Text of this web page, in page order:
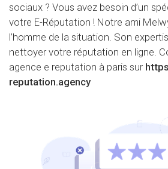
sociaux ? Vous avez besoin d’un
votre E-Réputation ! Notre ami
l’homme de la situation. Son
nettoyer votre réputation en ligne.
agence e reputation à paris sur
reputation.agency